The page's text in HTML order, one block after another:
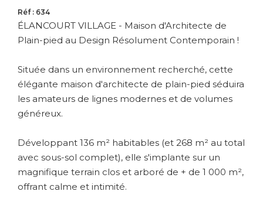
Réf : 634
ÉLANCOURT VILLAGE - Maison d'Architecte de
Plain-pied au Design Résolument Contemporain !
Située dans un environnement recherché, cette
élégante maison d'architecte de plain-pied séduira
les amateurs de lignes modernes et de volumes
généreux.
Développant 136 m² habitables (et 268 m² au total
avec sous-sol complet), elle s'implante sur un
magnifique terrain clos et arboré de + de 1 000 m²,
offrant calme et intimité.